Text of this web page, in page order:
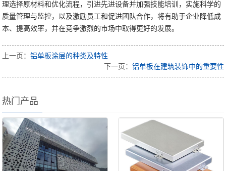
理选择原材料和优化流程，引进先进设备并加强技能培训，实施科学的
质量管理与监控，以及激励员工和促进团队合作，将有助于企业降低成
本、提高效率，并在竞争激烈的市场中取得更好的发展。
上一页：铝单板涂层的种类及特性
下一页： 铝单板在建筑装饰中的重要性
热门产品